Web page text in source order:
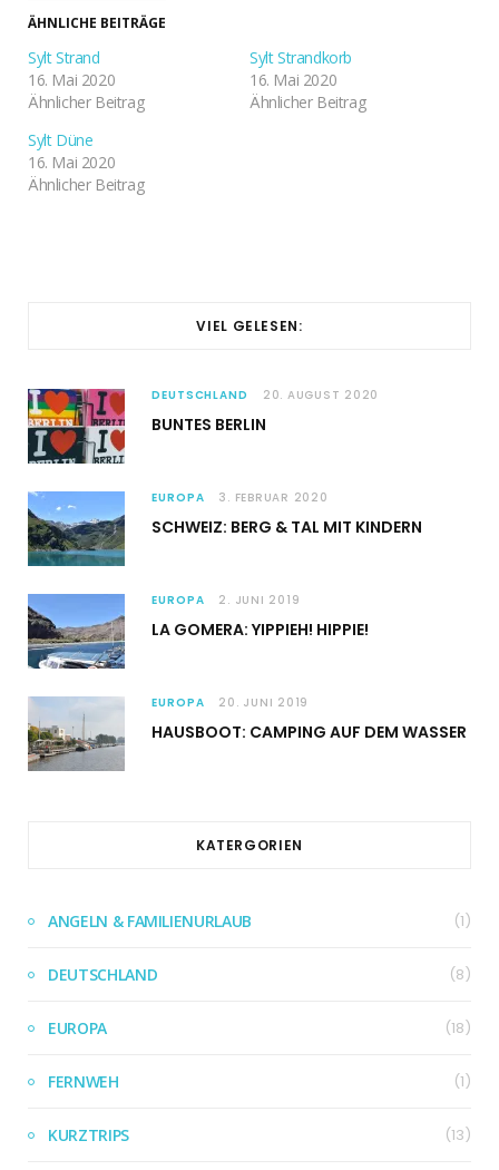
ÄHNLICHE BEITRÄGE
Sylt Strand
16. Mai 2020
Ähnlicher Beitrag
Sylt Strandkorb
16. Mai 2020
Ähnlicher Beitrag
Sylt Düne
16. Mai 2020
Ähnlicher Beitrag
VIEL GELESEN:
DEUTSCHLAND 20. AUGUST 2020
BUNTES BERLIN
EUROPA 3. FEBRUAR 2020
SCHWEIZ: BERG & TAL MIT KINDERN
EUROPA 2. JUNI 2019
LA GOMERA: YIPPIEH! HIPPIE!
EUROPA 20. JUNI 2019
HAUSBOOT: CAMPING AUF DEM WASSER
KATERGORIEN
ANGELN & FAMILIENURLAUB (1)
DEUTSCHLAND (8)
EUROPA (18)
FERNWEH (1)
KURZTRIPS (13)